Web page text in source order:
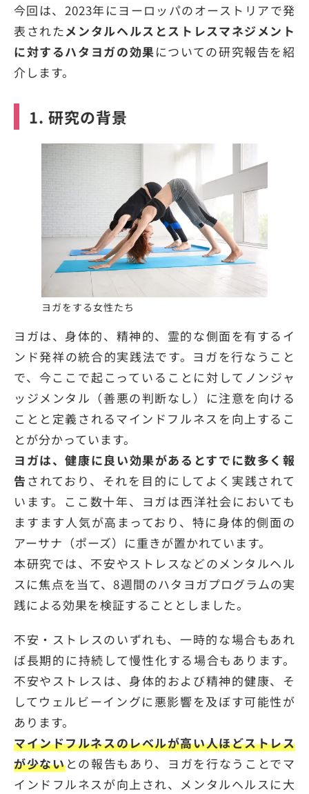
今回は、2023年にヨーロッパのオーストリアで発
表されたメンタルヘルスとストレスマネジメント
に対するハタヨガの効果についての研究報告を紹
介します。
1. 研究の背景
ヨガをする女性たち
ヨガは、身体的、精神的、霊的な側面を有するイ
ンド発祥の統合的実践法です。ヨガを行なうこと
で、今ここで起こっていることに対してノンジャ
ッジメンタル（善悪の判断なし）に注意を向ける
ことと定義されるマインドフルネスを向上するこ
とが分かっています。
ヨガは、健康に良い効果があるとすでに数多く報
告 されており、それを目的にしてよく実践されて
います。ここ数十年、ヨガは西洋社会においても
ますます人気が高まっており、特に身体的側面の
アーサナ（ポーズ）に重きが置かれています。
本研究では、不安やストレスなどのメンタルヘル
スに焦点を当て、8週間のハタヨガプログラムの実
践による効果を検証することとしました。
不安・ストレスのいずれも、一時的な場合もあれ
ば長期的に持続して慢性化する場合もあります。
不安やストレスは、身体的および精神的健康、そ
してウェルビーイングに悪影響を及ぼす可能性が
あります。
マインドフルネスのレベルが高い人ほどストレス
が少ないとの報告もあり、ヨガを行なうことでマ
インドフルネスが向上され、メンタルヘルスに大